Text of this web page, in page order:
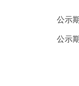
公示
公示